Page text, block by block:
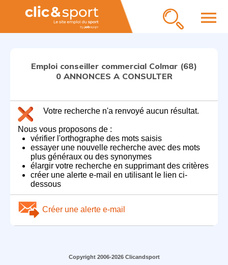
menu
Emploi conseiller commercial Colmar (68)
0 ANNONCES A CONSULTER
Votre recherche n'a renvoyé aucun résultat.
Nous vous proposons de :
vérifier l'orthographe des mots saisis
essayer une nouvelle recherche avec des mots
plus généraux ou des synonymes
élargir votre recherche en supprimant des critères
créer une alerte e-mail en utilisant le lien ci-
dessous
Créer une alerte e-mail
Copyright 2006-2026 Clicandsport